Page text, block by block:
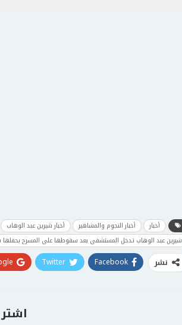
أخبار أخبار النجوم والمشاهير
أخبار شيرين عبد الوهاب
شيرين عبد الوهاب تدخل المستشفى بعد سقوطها على المسرح
نشر Facebook
Twitter